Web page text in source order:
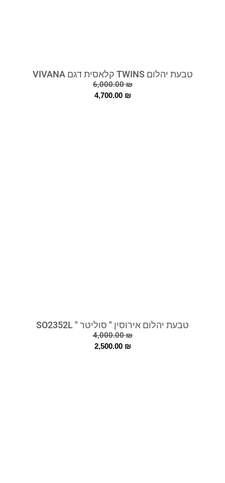
טבעת יהלום TWINS קלאסית דגם VIVANA
6,000.00₪
4,700.00 ₪
טבעת יהלום אירוסין " סוליטר " SO2352L
4,000.00₪
2,500.00 ₪